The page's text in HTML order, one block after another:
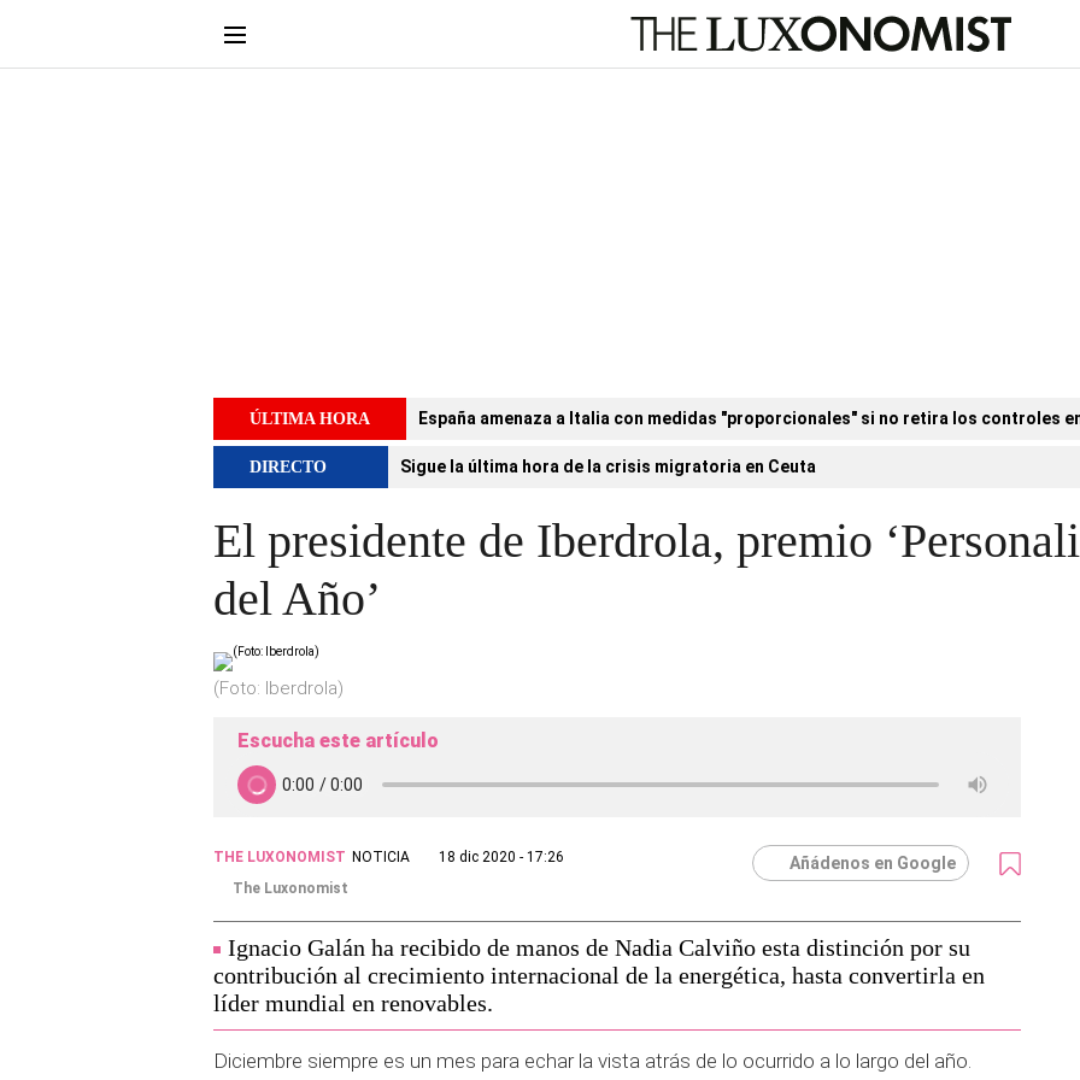
ÚLTIMA HORA España amenaza a Italia con medidas "proporcionales" si no retira los controles
DIRECTO Sigue la última hora de la crisis migratoria en Ceuta
El presidente de Iberdrola, premio
del Año’
(Foto: Iberdrola)
Escucha este artículo
THE LUXONOMIST NOTICIA
18 dic 2020 - 17:26
The Luxonomist
Añádenos en Google
Ignacio Galán ha recibido de manos de Nadia Calviño esta distinción por su
contribución al crecimiento internacional de la energética, hasta convertirla en
líder mundial en renovables.
Diciembre siempre es un mes para echar la vista atrás de lo ocurrido a lo largo del año.